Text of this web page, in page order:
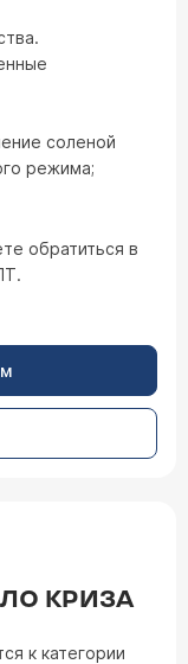
соленой
режима;
обратиться в
КРИЗА
к категории